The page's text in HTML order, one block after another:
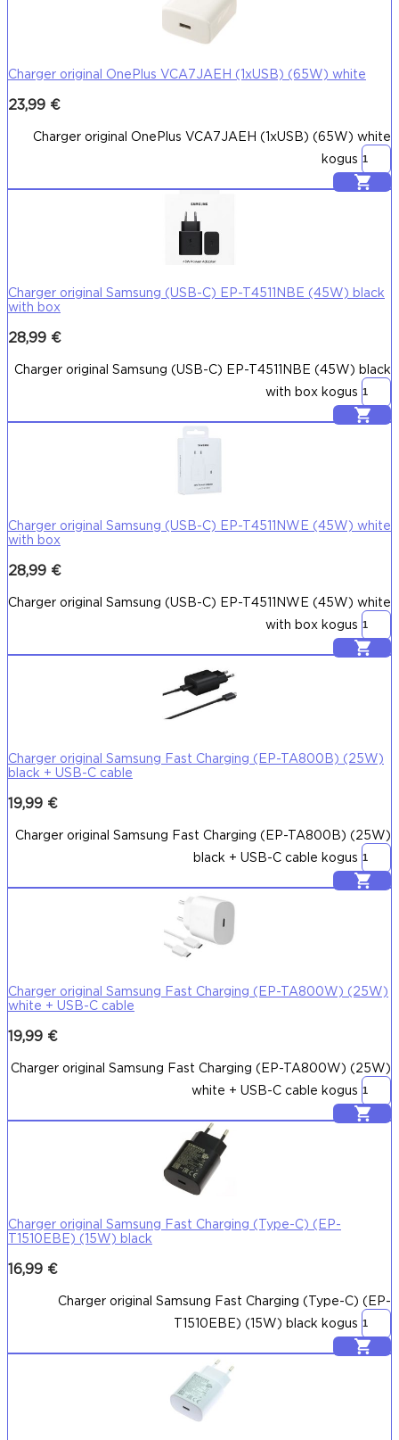
Charger original OnePlus VCA7JAEH (1xUSB) (65W) white
23,99 €
Charger original OnePlus VCA7JAEH (1xUSB) (65W) white
kogus
Lisa korvi
Charger original Samsung (USB-C) EP-T4511NBE (45W) black
with box
28,99 €
Charger original Samsung (USB-C) EP-T4511NBE (45W) black
with box kogus
Lisa korvi
Charger original Samsung (USB-C) EP-T4511NWE (45W) white
with box
28,99 €
Charger original Samsung (USB-C) EP-T4511NWE (45W) white
with box kogus
Lisa korvi
Charger original Samsung Fast Charging (EP-TA800B) (25W)
black + USB-C cable
19,99 €
Charger original Samsung Fast Charging (EP-TA800B) (25W)
black + USB-C cable kogus
Lisa korvi
Charger original Samsung Fast Charging (EP-TA800W) (25W)
white + USB-C cable
19,99 €
Charger original Samsung Fast Charging (EP-TA800W) (25W)
white + USB-C cable kogus
Lisa korvi
Charger original Samsung Fast Charging (Type-C) (EP-
T1510EBE) (15W) black
16,99 €
Charger original Samsung Fast Charging (Type-C) (EP-
T1510EBE) (15W) black kogus
Lisa korvi